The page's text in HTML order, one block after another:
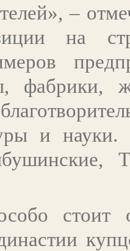
–
на
фабрики,
и
стоит